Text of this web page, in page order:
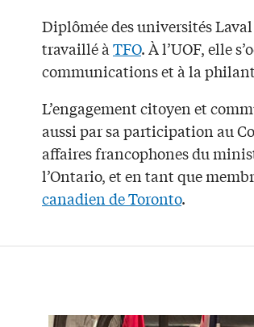
Diplômée des universités
travaillé à TFO. À l’UOF, elle
communications et à la
L’engagement citoyen et
aussi par sa participation au
affaires francophones du
l’Ontario, et en tant que
canadien de Toronto.